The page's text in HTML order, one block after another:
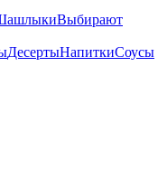
Выбирают
ДесертыНапиткиСоусы